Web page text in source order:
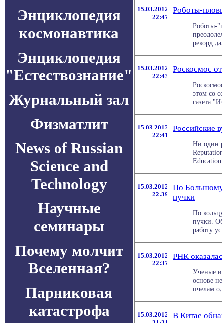
Энциклопедия
космонавтика
Энциклопедия
"Естествознание"
Журнальный зал
Физматлит
News of Russian
Science and
Technology
Научные
семинары
Почему молчит
Вселенная?
Парниковая
катастрофа
15.03.2012
22:47
Роботы-
Роботы-
рекорд
15.03.2012
22:43
Роскосмос
этом со
газета
15.03.2012
22:41
Российские
Ни один
15.03.2012
22:39
По
пучки
По
пучки.
работу
15.03.2012
22:37
РНК
Ученые
основе
пчелам
15.03.2012
В Китае